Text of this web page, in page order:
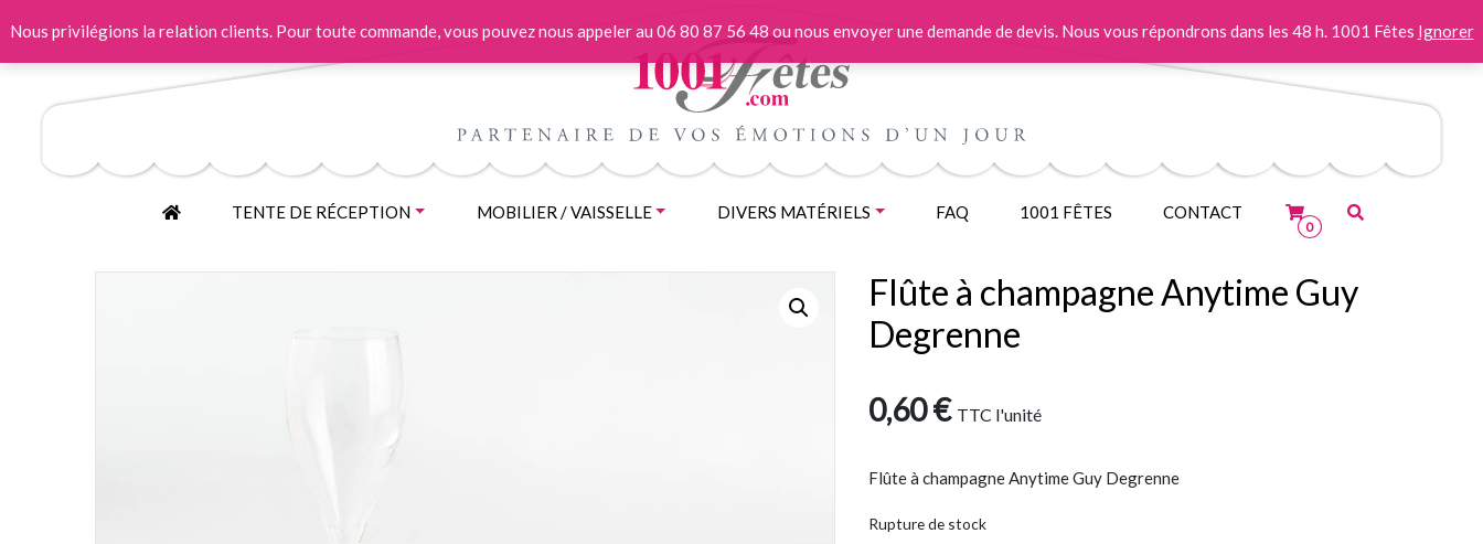
ACCUEILTENTE DE RÉCEPTION MOBILIER / VAISSELLE DIVERS MATÉRIELS FAQ 1001 FÊTES CONTACT
0
Flûte à champagne Anytime Guy
Degrenne
0,60€ TTC l'unité
Flûte à champagne Anytime Guy Degrenne
Rupture de stock
Nous privilégions la relation clients. Pour toute commande, vous pouvez nous appeler au 06 80 87 56 48 ou nous envoyer une demande de devis. Nous vous répondrons dans les 48 h. 1001 Fêtes Ignorer